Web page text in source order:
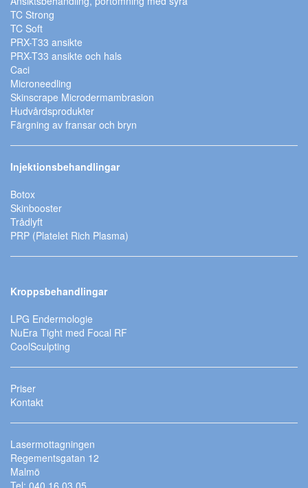
TC Strong
TC Soft
PRX-T33 ansikte
PRX-T33 ansikte och hals
Caci
Microneedling
Skinscrape Microdermambrasion
Hudvårdsprodukter
Färgning av fransar och bryn
Injektionsbehandlingar
Botox
Skinbooster
Trådlyft
PRP (Platelet Rich Plasma)
Kroppsbehandlingar
LPG Endermologie
NuEra Tight med Focal RF
CoolSculpting
Priser
Kontakt
Lasermottagningen
Regementsgatan 12
Malmö
Tel: 040 16 03 05